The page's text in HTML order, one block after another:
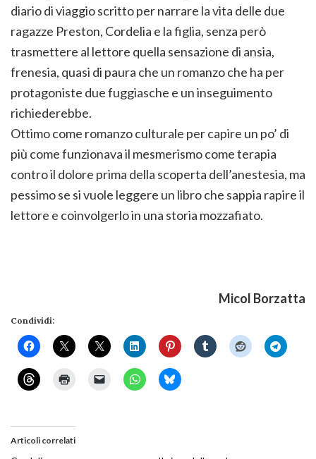
diario di viaggio scritto per narrare la vita delle due
ragazze Preston, Cordelia e la figlia, senza però
trasmettere al lettore quella sensazione di ansia,
frenesia, quasi di paura che un romanzo che ha per
protagoniste due fuggiasche e un inseguimento
richiederebbe.
Ottimo come romanzo culturale per capire un po’ di
più come funzionava il mesmerismo come terapia
contro il dolore prima della scoperta dell’anestesia, ma
pessimo se si vuole leggere un libro che sappia rapire il
lettore e coinvolgerlo in una storia mozzafiato.
Micol Borzatta
Condividi:
Articoli correlati